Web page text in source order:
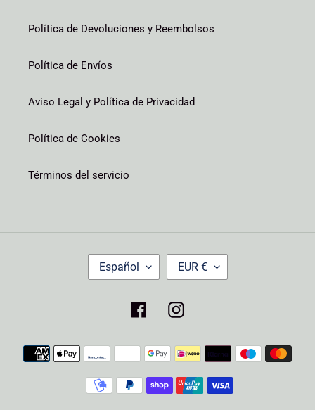
Política de Devoluciones y Reembolsos
Política de Envíos
Aviso Legal y Política de Privacidad
Política de Cookies
Términos del servicio
I
Español
M
E
D
EUR €
FacebookInstagram
Métodos
de
pago